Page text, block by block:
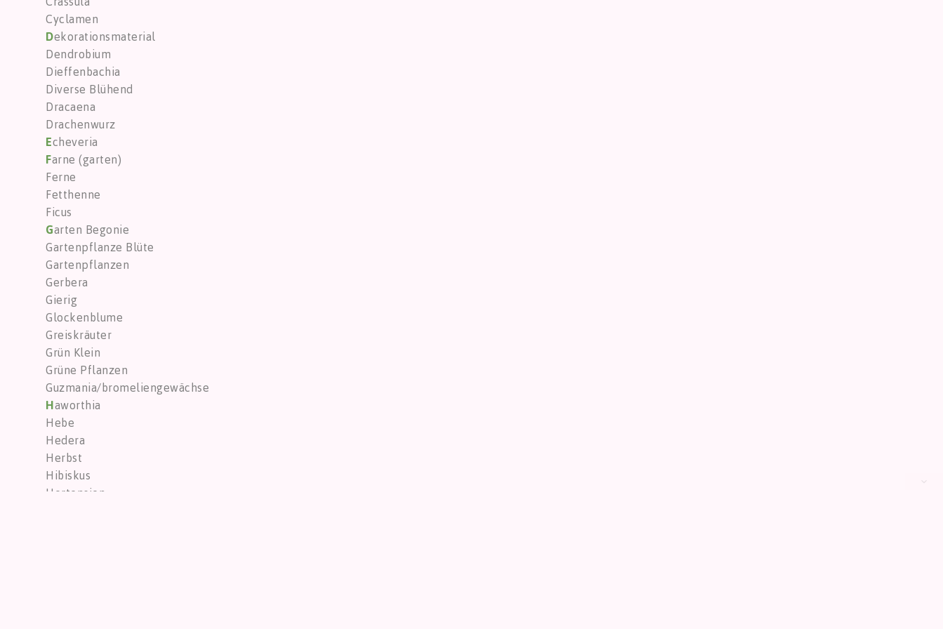
Cyclamen
Dekorationsmaterial
Dendrobium
Dieffenbachia
Diverse Blühend
Dracaena
Drachenwurz
Echeveria
Farne (garten)
Ferne
Fetthenne
Ficus
Garten Begonie
Gartenpflanze Blüte
Gartenpflanzen
Gerbera
Gierig
Glockenblume
Greiskräuter
Grün Klein
Grüne Pflanzen
Guzmania/bromeliengewächse
Haworthia
Hebe
Hedera
Herbst
Hibiskus
Hortensien